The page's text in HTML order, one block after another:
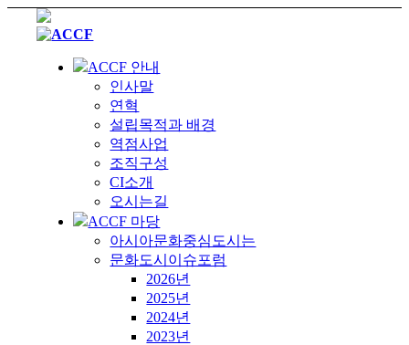
ACCF 안내
인사말
연혁
설립목적과 배경
역점사업
조직구성
CI소개
오시는길
ACCF 마당
아시아문화중심도시는
문화도시이슈포럼
2026년
2025년
2024년
2023년